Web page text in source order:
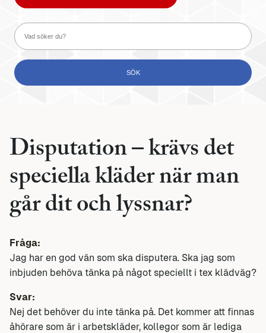
Disputation – krävs det
speciella kläder när man
går dit och lyssnar?
Fråga:
Jag har en god vän som ska disputera. Ska jag som
inbjuden behöva tänka på något speciellt i tex klädväg?
Svar:
Nej det behöver du inte tänka på. Det kommer att finnas
åhörare som är i arbetskläder, kollegor som är lediga